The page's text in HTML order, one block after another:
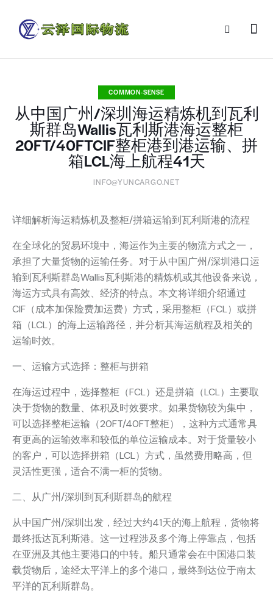
COMMON-SENSE
从中国广州/深圳海运精炼机到瓦利
斯群岛Wallis瓦利斯港海运整柜
20FT/40FTCIF整柜港到港运输、拼
箱LCL海上航程41天
INFO@YUNCARGO.NET
详细解析海运精炼机及整柜/拼箱运输到瓦利斯港的流程
在全球化的贸易环境中，海运作为主要的物流方式之一，
承担了大量货物的运输任务。对于从中国广州/深圳港口运
输到瓦利斯群岛Wallis瓦利斯港的精炼机或其他设备来说，
海运方式具有高效、经济的特点。本文将详细介绍通过
CIF（成本加保险费加运费）方式，采用整柜（FCL）或拼
箱（LCL）的海上运输路径，并分析其海运航程及相关的
运输时效。
一、运输方式选择：整柜与拼箱
在海运过程中，选择整柜（FCL）还是拼箱（LCL）主要取
决于货物的数量、体积及时效要求。如果货物较为集中，
可以选择整柜运输（20FT/40FT整柜），这种方式通常具
有更高的运输效率和较低的单位运输成本。对于货量较小
的客户，可以选择拼箱（LCL）方式，虽然费用略高，但
灵活性更强，适合不满一柜的货物。
二、从广州/深圳到瓦利斯群岛的航程
从中国广州/深圳出发，经过大约41天的海上航程，货物将
最终抵达瓦利斯港。这一过程涉及多个海上停靠点，包括
在亚洲及其他主要港口的中转。船只通常会在中国港口装
载货物后，途经太平洋上的多个港口，最终到达位于南太
平洋的瓦利斯群岛。